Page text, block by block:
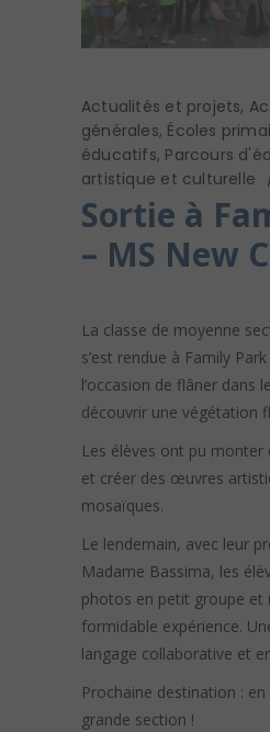
Actualités et projets,
générales, Écoles
éducatifs, Parcours
artistique et culturelle
Sortie à
– MS New
La classe de moyenne
s’est rendue à Family
l’occasion de flâner dans
découvrir une végétation
Les élèves ont pu monter
et créer des œuvres
mosaïques.
Le lendemain, avec leur
Madame Bassima, les
photos en petit groupe et
formidable expérience.
langage collaborative et
Prochaine destination :
grande section !